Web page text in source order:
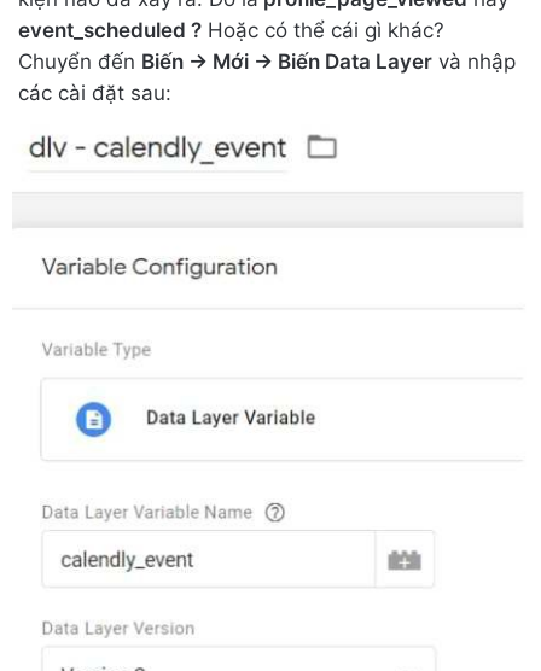
event_scheduled ? Hoặc có thể cái gì khác?
Chuyển đến Biến -> Mới -> Biến Data Layer và nhập
các cài đặt sau: